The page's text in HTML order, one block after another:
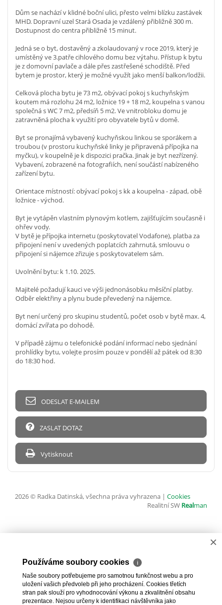
Dům se nachází v klidné boční ulici, přesto velmi blízku zastávek
MHD. Dopravní uzel Stará Osada je vzdálený přibližně 300 m.
Dostupnost do centra přibližně 15 minut.
Jedná se o byt, dostavěný a zkolaudovaný v roce 2019, který je
umístěný ve 3.patře cihlového domu bez výtahu. Přístup k bytu
je z domovní pavlače a dále přes zastřešené schodiště. Před
bytem je prostor, který je možné využít jako menší balkon/lodžii.
Celková plocha bytu je 73 m2, obývací pokoj s kuchyňským
koutem má rozlohu 24 m2, ložnice 19 + 18 m2, koupelna s vanou
společná s WC 7 m2, předsíň 5 m2. Ve vnitrobloku domu je
zatravněná plocha k využití pro obyvatele bytů v domě.
Byt se pronajímá vybavený kuchyňskou linkou se sporákem a
troubou (v prostoru kuchyňské linky je připravená přípojka na
myčku), v koupelně je k dispozici pračka. Jinak je byt nezřízený.
Vybavení, zobrazené na fotografiích, není součástí nabízeného
zařízení bytu.
Orientace místností: obývací pokoj s kk a koupelna - západ, obě
ložnice - východ.
Byt je vytápěn vlastním plynovým kotlem, zajišťujícím současně i
ohřev vody.
V bytě je přípojka internetu (poskytovatel Vodafone), platba za
připojení není v uvedených poplatcích zahrnutá, smlouvu o
připojení si nájemce zřizuje s poskytovatelem sám.
Uvolnění bytu: k 1.10. 2025.
Majitelé požadují kauci ve výši jednonásobku měsíční platby.
Odběr elektřiny a plynu bude převedený na nájemce.
Byt není určený pro skupinu studentů, počet osob v bytě max. 4,
domácí zvířata po dohodě.
V případě zájmu o telefonické podání informací nebo sjednání
prohlídky bytu, volejte prosím pouze v pondělí až pátek od 8:30
do 18:30 hod.
ODESLAT E-MAILEM
ZASLAT DOTAZ
Vytisknout
2026 © Radka Datinská, všechna práva vyhrazena | Cookies
Realitní SW Realman
×
Používáme soubory cookies ℹ
Naše soubory potřebujeme pro samotnou funkčnost webu a pro
uložení vašich předvoleb při jeho procházení. Cookies třetích
stran pak slouží pro vyhodnocování výkonu a zkvalitnění obsahu
prezentace. Nejsou určeny k identifikaci návštěvníka jako